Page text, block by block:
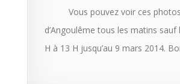
Vous pouvez voir ces
d’Angoulême tous les matins sauf
H à 13 H jusqu’au 9 mars 2014.